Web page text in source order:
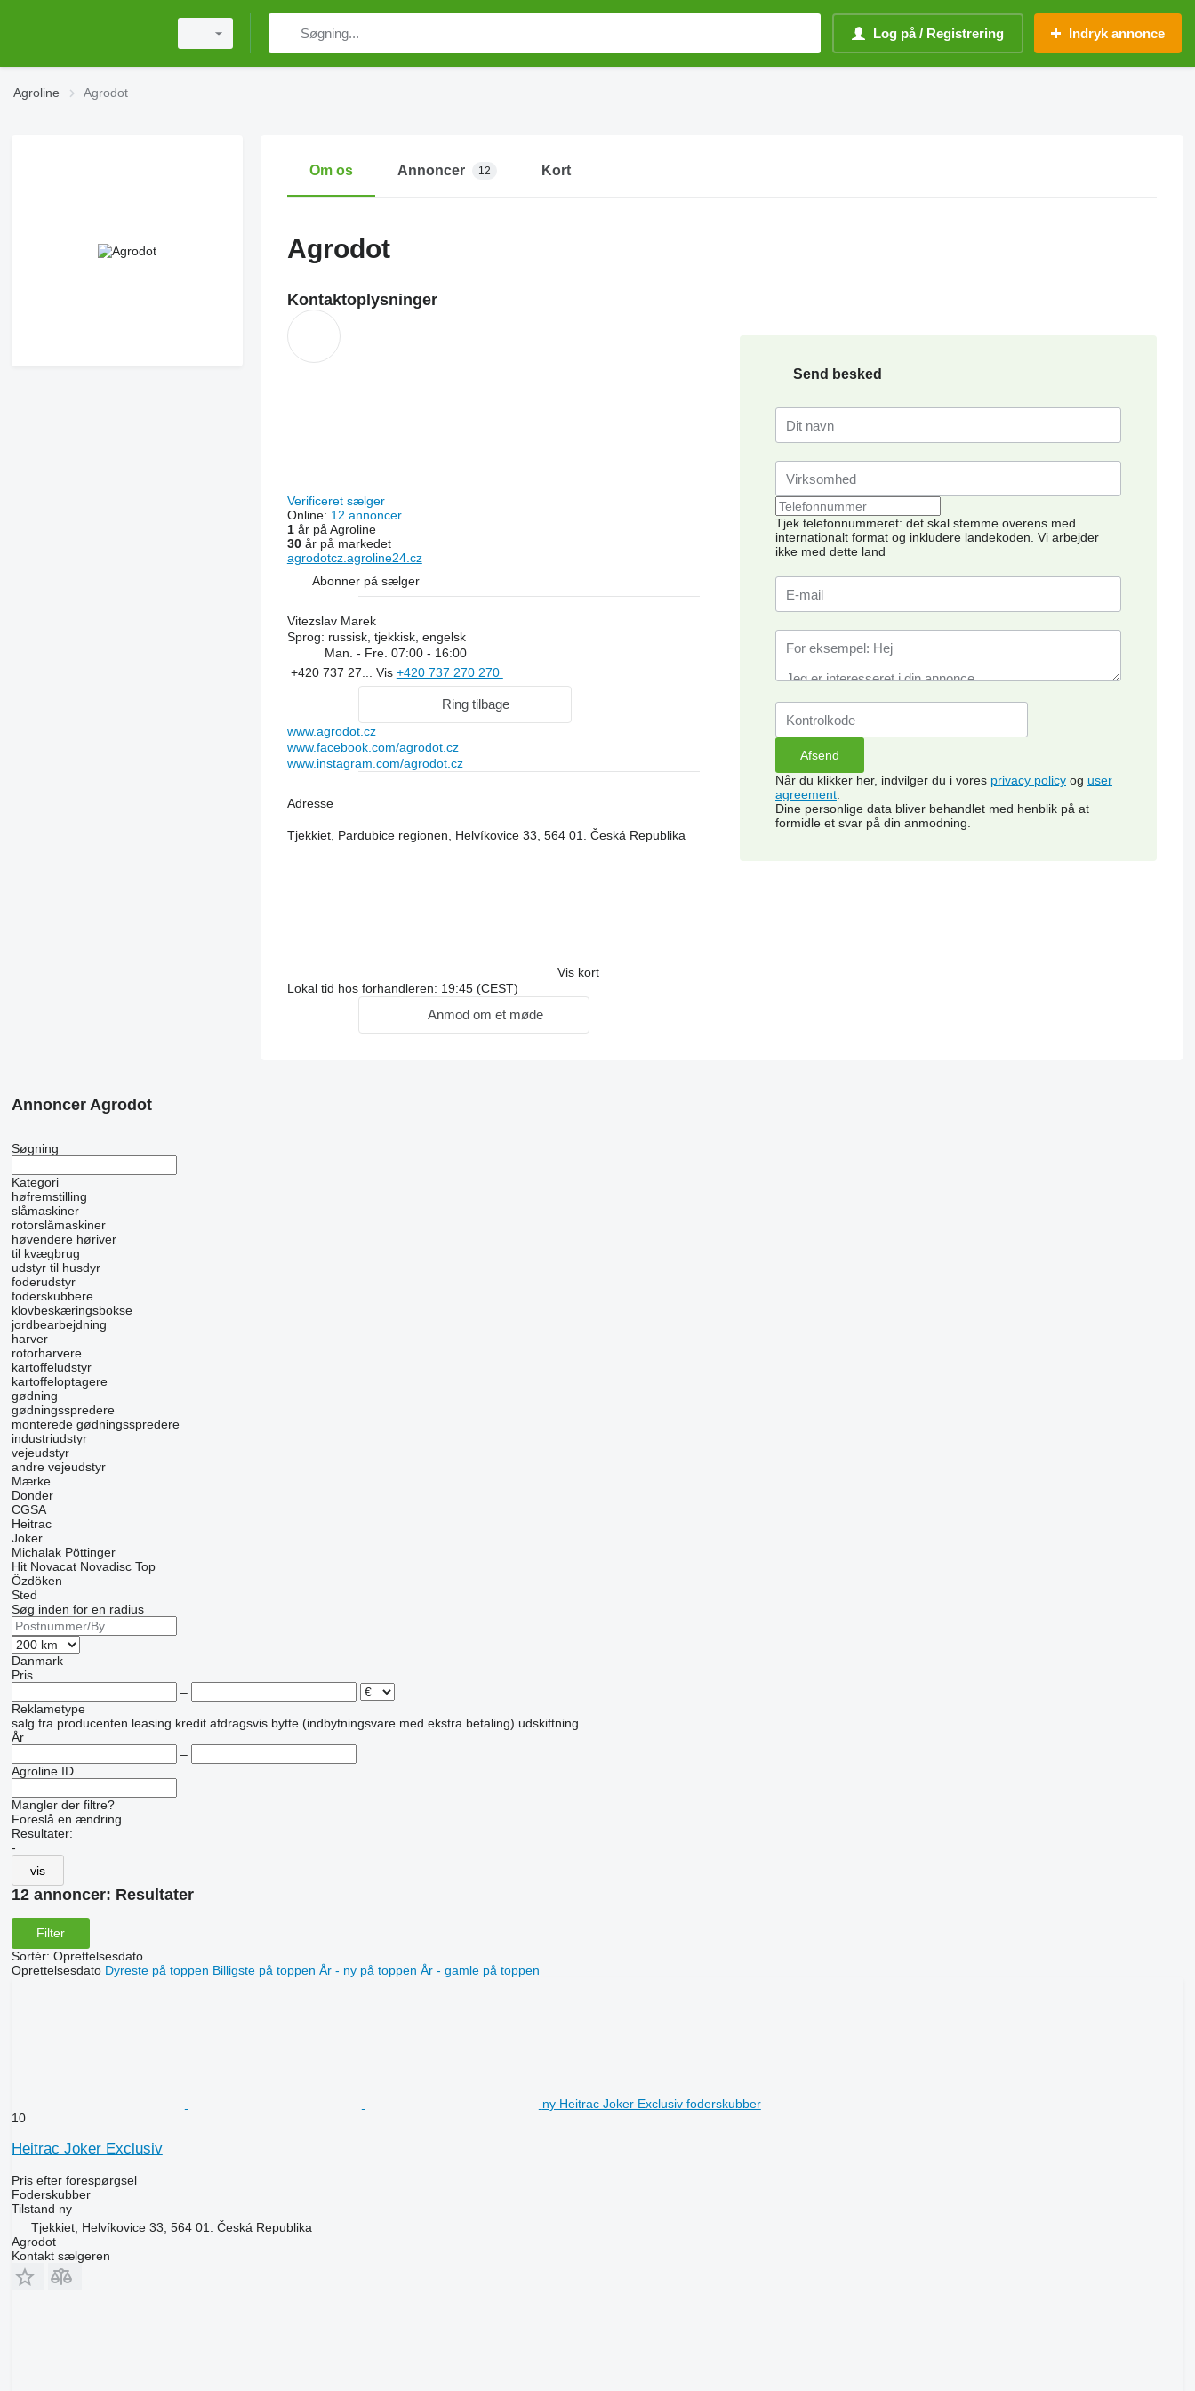
Log på / Registrering Indryk annonce
Agroline Agrodot
Om os Annoncer 12 Kort
Agrodot
Kontaktoplysninger
Verificeret sælger
Online: 12 annoncer
1år på Agroline
30år på markedet
agrodotcz.agroline24.cz
Abonner på sælger
Vitezslav Marek
Sprog: russisk, tjekkisk, engelsk
Man. - Fre. 07:00 - 16:00
+420 737 27... Vis +420 737 270 270
Ring tilbage
www.agrodot.cz
www.facebook.com/agrodot.cz
www.instagram.com/agrodot.cz
Adresse
Tjekkiet, Pardubice regionen, Helvíkovice 33, 564 01. Česká Republika
Vis kort
Lokal tid hos forhandleren: 19:45 (CEST)
Anmod om et møde
Send besked
Tjek telefonnummeret: det skal stemme overens med
internationalt format og inkludere landekoden. Vi arbejder
ikke med dette land
Når du klikker her, indvilger du i vores privacy policy og user
agreement
Dine personlige data bliver behandlet med henblik på at
formidle et svar på din anmodning.
Annoncer Agrodot
Søgning
Kategori
høfremstilling
slåmaskiner
rotorslåmaskiner
høvendere høriver
til kvægbrug
udstyr til husdyr
foderudstyr
foderskubbere
klovbeskæringsbokse
jordbearbejdning
harver
rotorharvere
kartoffeludstyr
kartoffeloptagere
gødning
gødningsspredere
monterede gødningsspredere
industriudstyr
vejeudstyr
andre vejeudstyr
Mærke
Donder
CGSA
Heitrac
Joker
Michalak Pöttinger
Hit Novacat Novadisc Top
Özdöken
Sted
Søg inden for en radius
Danmark
Pris
–
Reklametype
salg fra producenten leasing kredit afdragsvis bytte (indbytningsvare med ekstra betaling) udskiftning
År
–
Agroline ID
Mangler der filtre?
Foreslå en ændring
Resultater:
-
vis
12 annoncer: Resultater
Filter
Sortér: Oprettelsesdato
Oprettelsesdato Dyreste på toppen Billigste på toppen År - ny på toppen År - gamle på toppen
ny Heitrac Joker Exclusiv foderskubber
10
Heitrac Joker Exclusiv
Pris efter forespørgsel
Foderskubber
Tilstand ny
Tjekkiet, Helvíkovice 33, 564 01. Česká Republika
Agrodot
Kontakt sælgeren